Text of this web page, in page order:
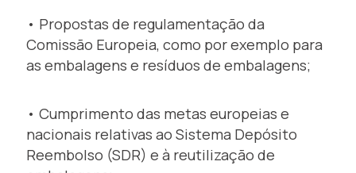
• Propostas de regulamentação da
Comissão Europeia, como por exemplo para
as embalagens e resíduos de embalagens;
• Cumprimento das metas europeias e
nacionais relativas ao Sistema Depósito
Reembolso (SDR) e à reutilização de